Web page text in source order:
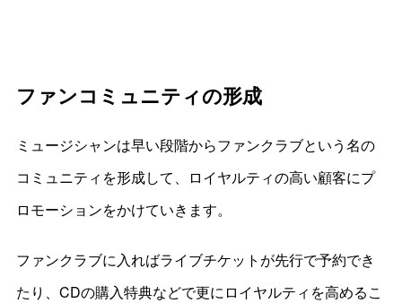
ファンコミュニティの形成
ミュージシャンは早い段階からファンクラブという名の
コミュニティを形成して、ロイヤルティの高い顧客にプ
ロモーションをかけていきます。
ファンクラブに入ればライブチケットが先行で予約でき
たり、CDの購入特典などで更にロイヤルティを高めるこ